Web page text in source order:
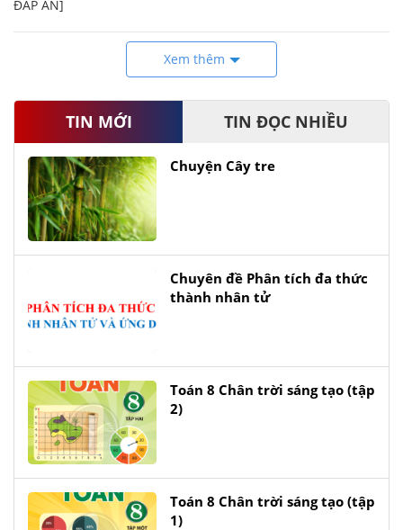
ĐÁP ÁN]
Xem thêm
TIN MỚI TIN ĐỌC NHIỀU
Chuyện Cây tre
Chuyên đề Phân tích đa thức
thành nhân tử
Toán 8 Chân trời sáng tạo (tập
2)
Toán 8 Chân trời sáng tạo (tập
1)